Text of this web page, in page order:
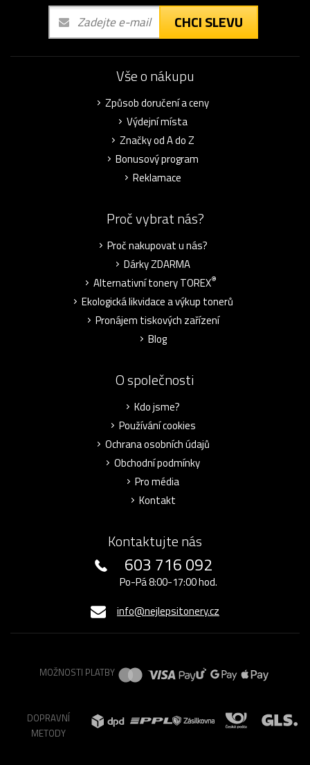
CHCI SLEVU
Vše o nákupu
Způsob doručení a ceny
Výdejní místa
Značky od A do Z
Bonusový program
Reklamace
Proč vybrat nás?
Proč nakupovat u nás?
Dárky ZDARMA
Alternativní tonery TOREX®
Ekologická likvidace a výkup tonerů
Pronájem tiskových zařízení
Blog
O společnosti
Kdo jsme?
Používání cookies
Ochrana osobních údajů
Obchodní podmínky
Pro média
Kontakt
Kontaktujte nás
603 716 092
Po-Pá 8:00-17:00 hod.
info@nejlepsitonery.cz
MOŽNOSTI PLATBY
DOPRAVNÍ
METODY